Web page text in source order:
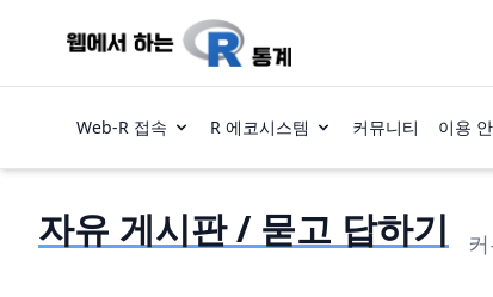
Web-R 접속 R 에코시스템 커뮤니티 이용
자유 게시판 / 묻고 답하기